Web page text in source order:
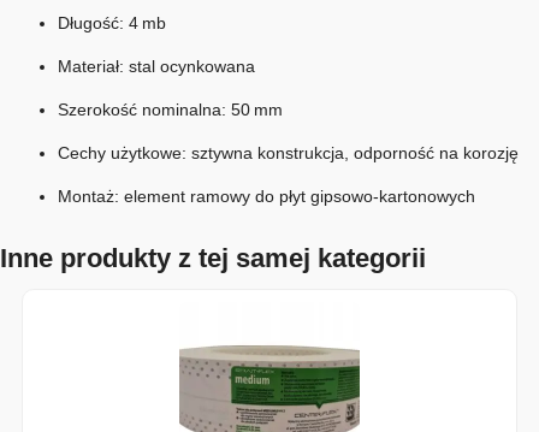
Długość: 4 mb
Materiał: stal ocynkowana
Szerokość nominalna: 50 mm
Cechy użytkowe: sztywna konstrukcja, odporność na korozję
Montaż: element ramowy do płyt gipsowo‑kartonowych
Inne produkty z tej samej kategorii